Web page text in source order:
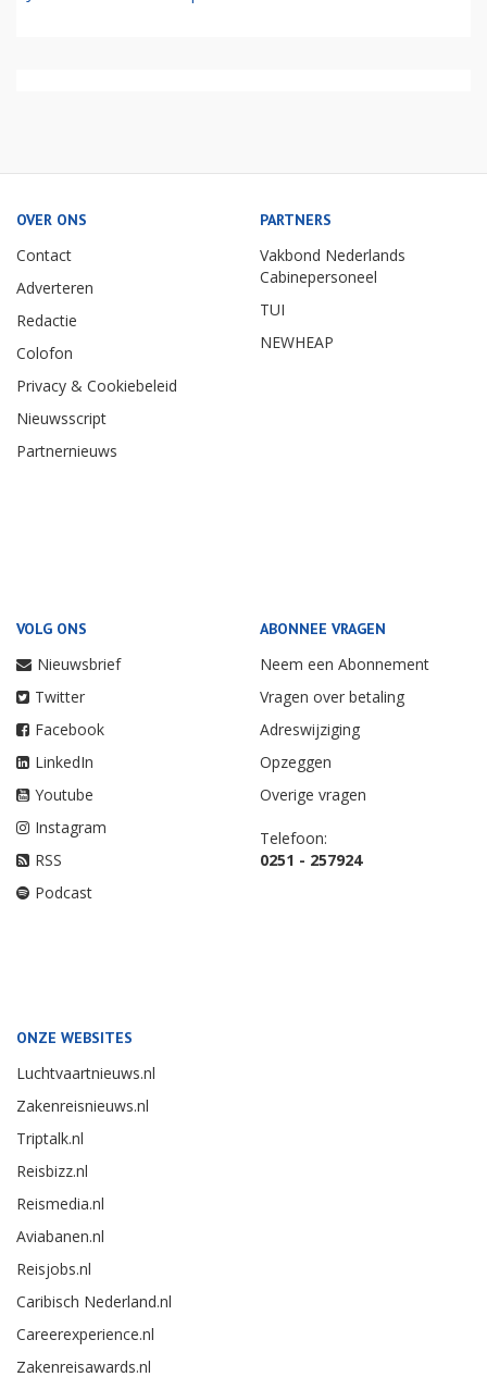
OVER ONS
Contact
Adverteren
Redactie
Colofon
Privacy & Cookiebeleid
Nieuwsscript
Partnernieuws
PARTNERS
Vakbond Nederlands
Cabinepersoneel
TUI
NEWHEAP
VOLG ONS
Nieuwsbrief
Twitter
Facebook
LinkedIn
Youtube
Instagram
RSS
Podcast
ABONNEE VRAGEN
Neem een Abonnement
Vragen over betaling
Adreswijziging
Opzeggen
Overige vragen
Telefoon:
0251 - 257924
ONZE WEBSITES
Luchtvaartnieuws.nl
Zakenreisnieuws.nl
Triptalk.nl
Reisbizz.nl
Reismedia.nl
Aviabanen.nl
Reisjobs.nl
Caribisch Nederland.nl
Careerexperience.nl
Zakenreisawards.nl